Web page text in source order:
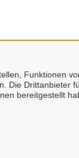
Funktionen
Die Drittanbieter
bereitgestellt